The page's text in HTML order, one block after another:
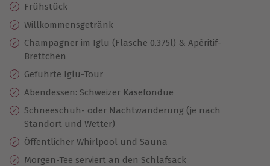
Frühstück
Willkommensgetränk
Champagner im Iglu (Flasche 0.375l) & Apéritif-
Brettchen
Geführte Iglu-Tour
Abendessen: Schweizer Käsefondue
Schneeschuh- oder Nachtwanderung (je nach
Standort und Wetter)
Öffentlicher Whirlpool und Sauna
Morgen-Tee serviert an den Schlafsack